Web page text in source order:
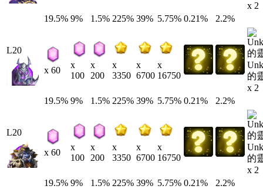
x 2
19.5% 9% 1.5% 225% 39% 5.75% 0.21% 2.2%
L20
x 60
x
100
x
200
x
3350
x
6700
x
16750
的
x 2
19.5% 9% 1.5% 225% 39% 5.75% 0.21% 2.2%
L20
x 60
x
100
x
200
x
3350
x
6700
x
16750
的
x 2
19.5% 9% 1.5% 225% 39% 5.75% 0.21% 2.2%